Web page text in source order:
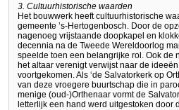
3. Cultuurhistorische waarden
Het bouwwerk heeft cultuurhistorische
gemeente ’s-Hertogenbosch. Door de
nagenoeg vrijstaande doopkapel en
decennia na de Tweede Wereldoorlog
speelde toen een belangrijke rol. Ook de
het altaar verenigt verwijst naar de
voortgekomen. Als ‘de Salvatorkerk op
van deze vroegere buurtschap die in
menige (oud-)Orthenaar vormt de
letterlijk een hand werd uitgestoken door